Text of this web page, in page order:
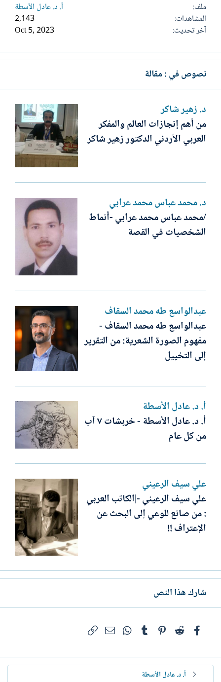
ملف
أ. د. عادل الأسطة
المشاهدات
2,143
آخر تحديث
Oct 5, 2023
نصوص في : مقالة
د. زهير شاكر
من أهم إنجازات العالم والمفكر
العربي الأردني الدكتور زهير شاكر
د. محمد عباس محمد عرابي
/محمد عباس محمد عرابي -أنماط
الشخصيات في القصة
عبدالواسع طه محمد السقاف
عبدالواسع طه محمد السقاف -
مفهوم الصورة الشعرية: من التقرير
إلى التخييل
أ. د. عادل الأسطة
أ. د. عادل الأسطة - خربشات ٧ آب
من كل عام
علي سيف الرعيني
علي سيف الرعيني -|الكاتب العربي
: من صانع للوعي إلى البحث عن
الإعتراف !!
شارك هذا النص
فيسبوكReddit
Pinterest
Tumblr
WhatsAppالبريد الإلكتروني
أ. د. عادل الأسطة